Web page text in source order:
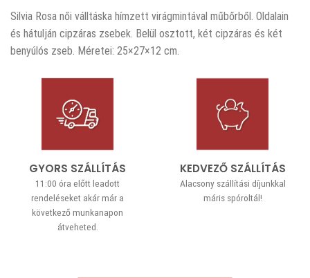
Silvia Rosa női válltáska hímzett virágmintával műbőrből. Oldalain
és hátulján cipzáras zsebek. Belül osztott, két cipzáras és két
benyúlós zseb. Méretei: 25×27×12 cm.
GYORS SZÁLLÍTÁS
11:00 óra előtt leadott
rendeléseket akár már a
következő munkanapon
átveheted.
KEDVEZŐ SZÁLLÍTÁS
Alacsony szállítási díjunkkal
máris spóroltál!